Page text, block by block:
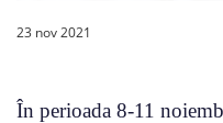
23 nov 2021
În perioada 8-11